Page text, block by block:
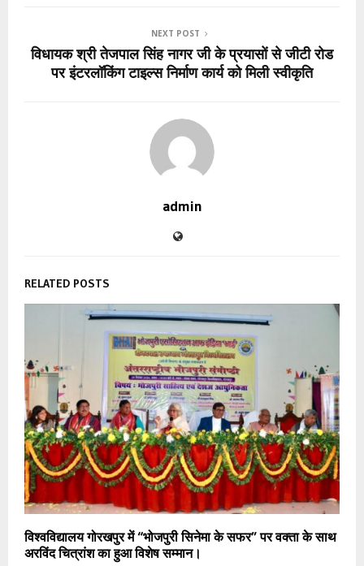
NEXT POST
विधायक श्री तेजपाल सिंह नागर जी के प्रयासों से जीटी रोड
पर इंटरलॉकिंग टाइल्स निर्माण कार्य को मिली स्वीकृति
admin
RELATED POSTS
विश्वविद्यालय गोरखपुर में “भोजपुरी सिनेमा के सफर” पर वक्ता के साथ
अरविंद चित्रांश का हुआ विशेष सम्मान।